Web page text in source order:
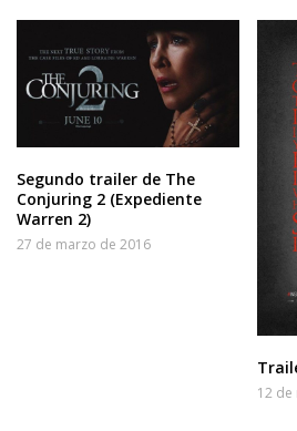
Segundo trailer de The
Conjuring 2 (Expediente
Warren 2)
27 de marzo de 2016
12 de